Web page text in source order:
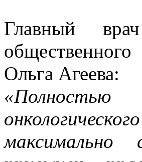
Главный
Ольга Агеева:
«Полностью